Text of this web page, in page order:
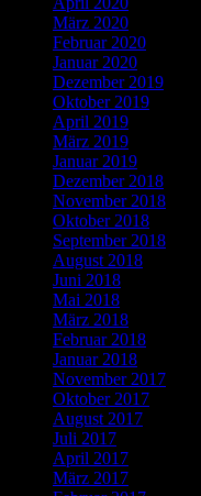
März 2020
Februar 2020
Januar 2020
Dezember 2019
Oktober 2019
April 2019
März 2019
Januar 2019
Dezember 2018
November 2018
Oktober 2018
September 2018
August 2018
Juni 2018
Mai 2018
März 2018
Februar 2018
Januar 2018
November 2017
Oktober 2017
August 2017
Juli 2017
April 2017
März 2017